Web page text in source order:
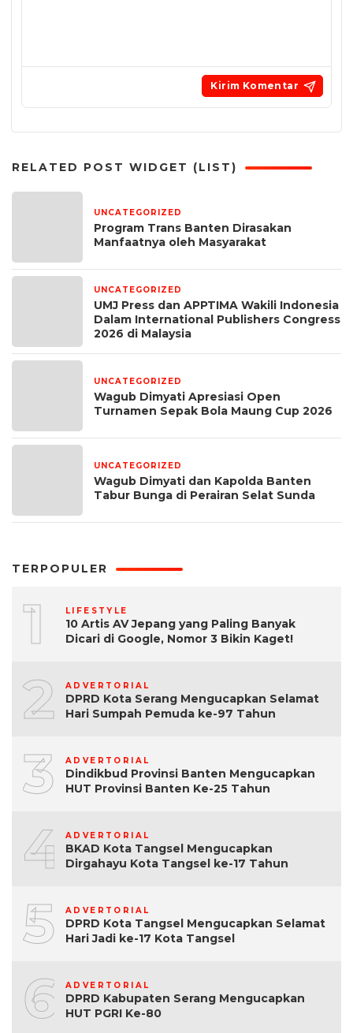
RELATED POST WIDGET (LIST)
UNCATEGORIZED
Program Trans Banten Dirasakan
Manfaatnya oleh Masyarakat
UNCATEGORIZED
UMJ Press dan APPTIMA Wakili Indonesia
Dalam International Publishers Congress
2026 di Malaysia
UNCATEGORIZED
Wagub Dimyati Apresiasi Open
Turnamen Sepak Bola Maung Cup 2026
UNCATEGORIZED
Wagub Dimyati dan Kapolda Banten
Tabur Bunga di Perairan Selat Sunda
TERPOPULER
1 LIFESTYLE
10 Artis AV Jepang yang Paling Banyak
Dicari di Google, Nomor 3 Bikin Kaget!
2 ADVERTORIAL
DPRD Kota Serang Mengucapkan Selamat
Hari Sumpah Pemuda ke-97 Tahun
3 ADVERTORIAL
Dindikbud Provinsi Banten Mengucapkan
HUT Provinsi Banten Ke-25 Tahun
4 ADVERTORIAL
BKAD Kota Tangsel Mengucapkan
Dirgahayu Kota Tangsel ke-17 Tahun
5 ADVERTORIAL
DPRD Kota Tangsel Mengucapkan Selamat
Hari Jadi ke-17 Kota Tangsel
6 ADVERTORIAL
DPRD Kabupaten Serang Mengucapkan
HUT PGRI Ke-80